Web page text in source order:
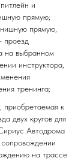
и
прямую;
прямую,
проезд
на выбранном
инструктора,
тренинга;
приобретаемая к
двух кругов для
Автодрома
на трассе